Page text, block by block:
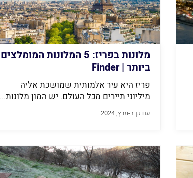
מלונות בפריז: 5 המלונות המומלצים
ביותר | Finder
פריז היא עיר אלמותית שמושכת אליה
מיליוני תיירים מכל העולם. יש המון מלונות...
עודכן ב-מרץ, 2024